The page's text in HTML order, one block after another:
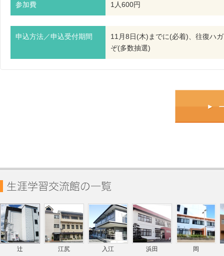
参加費 1人600円
申込方法／申込受付期間
11月8日(木)までに(必着)、往復ハ
ぞ(多数抽選)
辻 江尻 入江 浜田 岡